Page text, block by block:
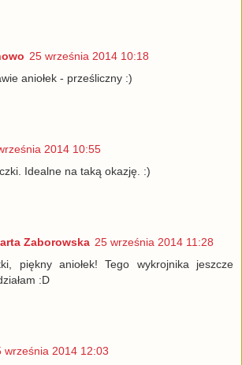
25 września 2014 10:18
aniołek - prześliczny :)
2014 10:55
Idealne na taką okazję. :)
Zaborowska 25 września 2014 11:28
piękny aniołek! Tego wykrojnika jeszcze
:D
września 2014 12:03